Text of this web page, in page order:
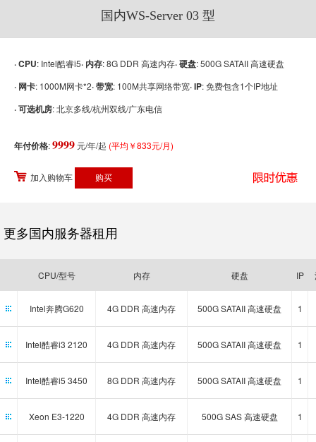
国内WS-Server 03 型
· CPU: Intel酷睿i5· 内存: 8G DDR 高速内存· 硬盘: 500G SATAII 高速硬盘
· 网卡: 1000M网卡*2· 带宽: 100M共享网络带宽· IP: 免费包含1个IP地址
· 可选机房: 北京多线/杭州双线/广东电信
年付价格:9999元/年/起 (平均￥833元/月)
加入购物车
更多国内服务器租用
CPU/型号 内存 硬盘 IP
Intel奔腾G620 4G DDR 高速内存 500G SATAII 高速硬盘 1
Intel酷睿i3 2120 4G DDR 高速内存 500G SATAII 高速硬盘 1
Intel酷睿i5 3450 8G DDR 高速内存 500G SATAII 高速硬盘 1
Xeon E3-1220 4G DDR 高速内存 500G SAS 高速硬盘 1